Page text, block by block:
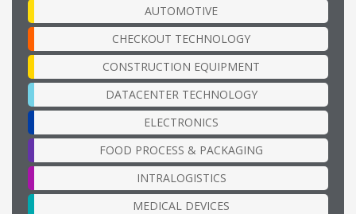
AUTOMOTIVE
CHECKOUT TECHNOLOGY
CONSTRUCTION EQUIPMENT
DATACENTER TECHNOLOGY
ELECTRONICS
FOOD PROCESS & PACKAGING
INTRALOGISTICS
MEDICAL DEVICES